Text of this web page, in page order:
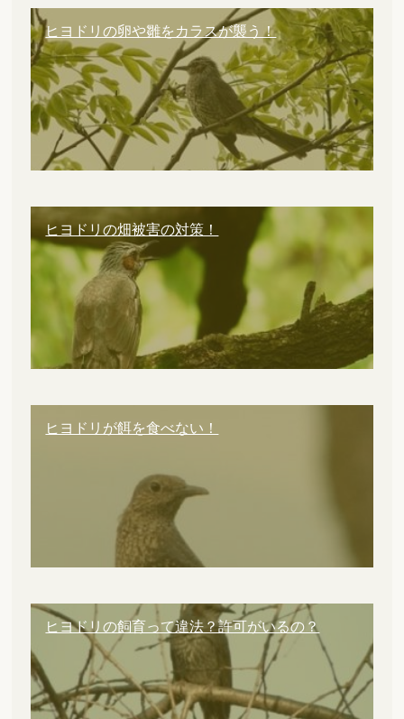
ヒヨドリの卵や雛をカラスが襲う！
ヒヨドリの畑被害の対策！
ヒヨドリが餌を食べない！
ヒヨドリの飼育って違法？許可がいるの？